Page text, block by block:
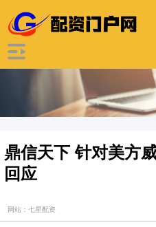
鼎信天下 针对美方
回应
网站：七星配资